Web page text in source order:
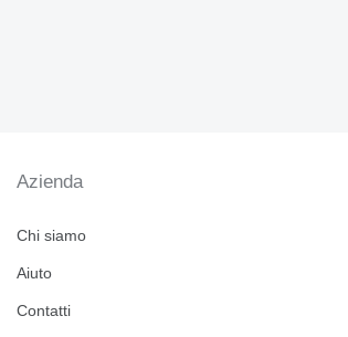
Azienda
Chi siamo
Aiuto
Contatti